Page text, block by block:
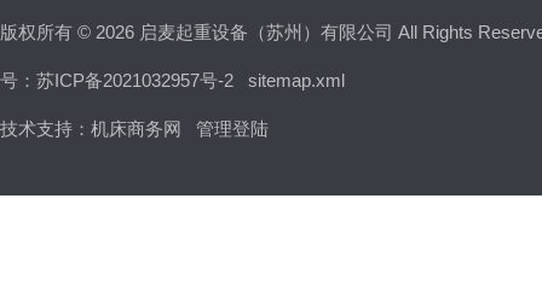
版权所有 © 2026 启麦起重设备（苏州）有限公司 All Rights
号：苏ICP备2021032957号-2 sitemap.xml
技术支持： 机床商务网 管理登陆